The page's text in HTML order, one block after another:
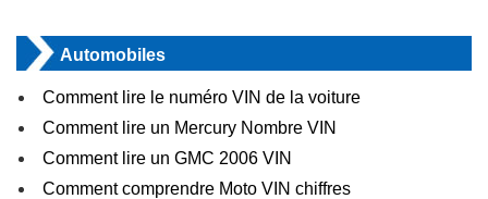
Automobiles
Comment lire le numéro VIN de la voiture
Comment lire un Mercury Nombre VIN
Comment lire un GMC 2006 VIN
Comment comprendre Moto VIN chiffres